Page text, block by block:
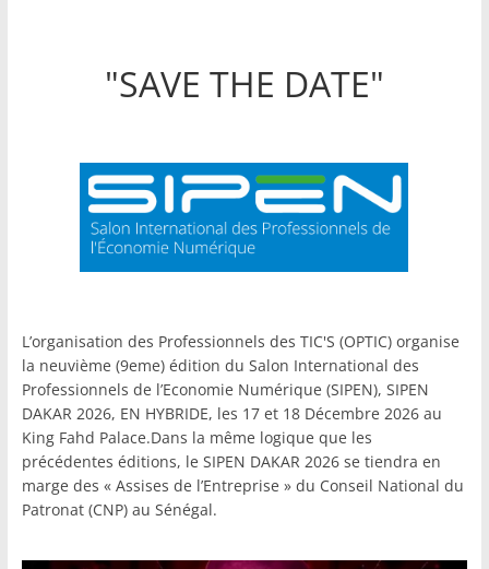
"SAVE THE DATE"
L’organisation des Professionnels des TIC'S (OPTIC) organise
la neuvième (9eme) édition du Salon International des
Professionnels de l’Economie Numérique (SIPEN), SIPEN
DAKAR 2026, EN HYBRIDE, les 17 et 18 Décembre 2026 au
King Fahd Palace.Dans la même logique que les
précédentes éditions, le SIPEN DAKAR 2026 se tiendra en
marge des « Assises de l’Entreprise » du Conseil National du
Patronat (CNP) au Sénégal.